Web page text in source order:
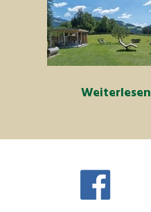
Weiterlesen